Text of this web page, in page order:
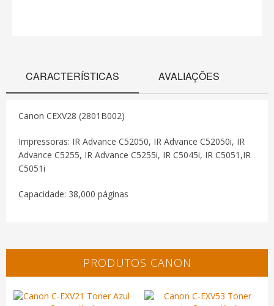
CARACTERÍSTICAS AVALIAÇÕES
Canon CEXV28 (2801B002)
Impressoras: IR Advance C52050, IR Advance C52050i, IR
Advance C5255, IR Advance C5255i, IR C5045i, IR C5051,IR
C5051i
Capacidade: 38,000 páginas
PRODUTOS CANON